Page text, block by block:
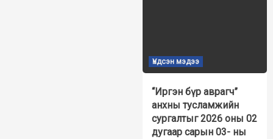
Үндсэн мэдээ
“Иргэн бүр аврагч”
анхны тусламжийн
сургалтыг 2026 оны 02
дугаар сарын 03- ны